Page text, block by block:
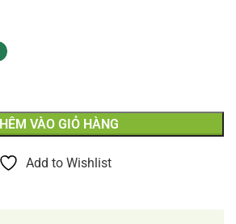
VÀO GIỎ HÀNG
Add to Wishlist